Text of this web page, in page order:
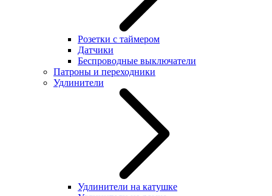
Розетки с таймером
Датчики
Беспроводные выключатели
Патроны и переходники
Удлинители
Удлинители на катушке